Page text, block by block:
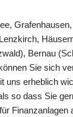
Bernau
Sie sich
uns erheblich
so dass Sie
Finanzanlagen